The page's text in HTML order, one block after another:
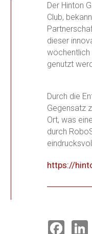
Der Hinton
Club,
dieser
wöchentlich
genutzt
Durch die
Gegensatz
Ort, was
durch
https://